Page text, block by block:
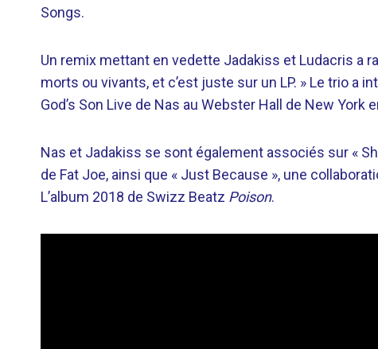
Songs.
Un remix mettant en vedette Jadakiss et Ludacris a
morts ou vivants, et c’est juste sur un LP. » Le trio a
God’s Son Live de Nas au Webster Hall de New York
Nas et Jadakiss se sont également associés sur «
de Fat Joe, ainsi que « Just Because », une
L’album 2018 de Swizz Beatz Poison.